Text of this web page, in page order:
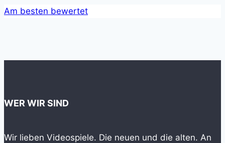
Am besten bewertet
WER WIR SIND
Wir lieben Videospiele. Die neuen und die alten. An